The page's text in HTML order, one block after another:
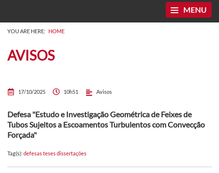
MENU
YOU ARE HERE: HOME
AVISOS
17/10/2025 10h51 Avisos
Defesa "Estudo e Investigação Geométrica de Feixes de
Tubos Sujeitos a Escoamentos Turbulentos com Convecção
Forçada"
Tag(s): defesas teses dissertações